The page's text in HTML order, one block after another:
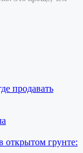
продавать
открытом грунте: